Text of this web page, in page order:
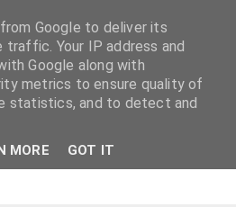
Google to deliver its
traffic. Your IP address and
Google along with
metrics to ensure quality of
statistics, and to detect and
MORE GOT IT